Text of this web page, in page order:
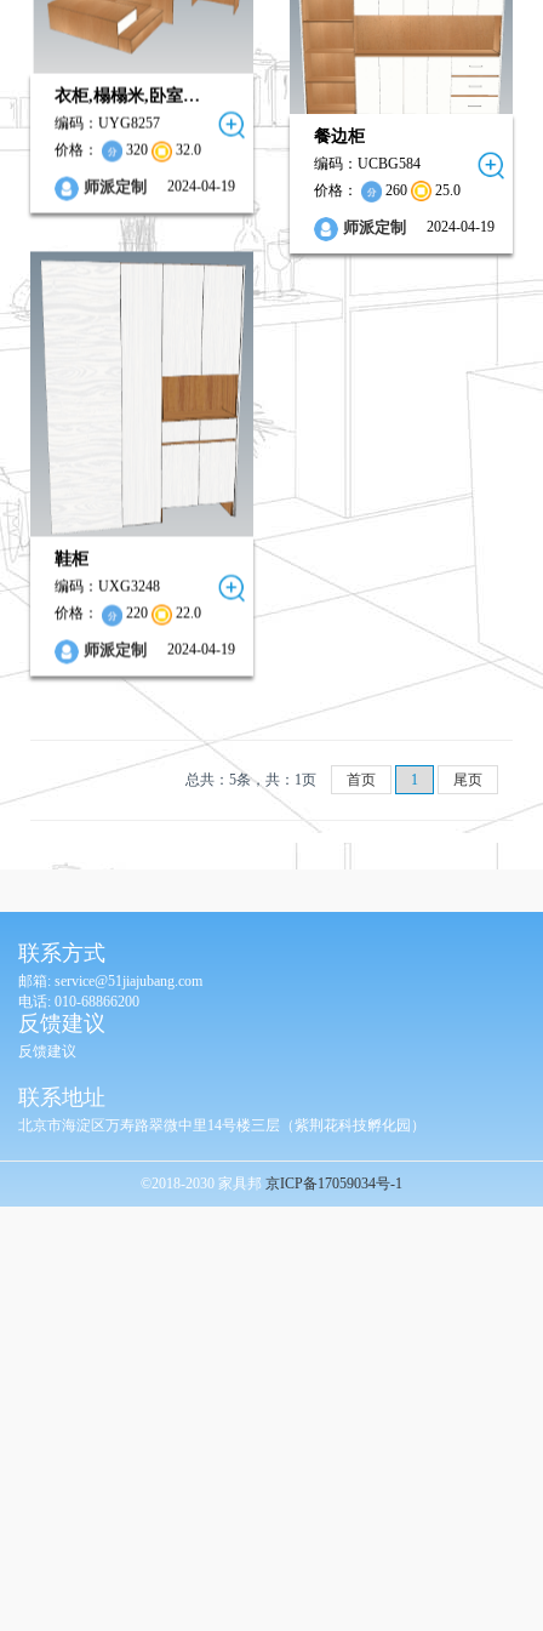
衣柜,榻榻米,卧室…
编码：UYG8257
价格：
320 32.0
师派定制 2024-04-19
餐边柜
编码：UCBG584
价格：
260 25.0
师派定制 2024-04-19
0
0
0
鞋柜
编码：UXG3248
价格：
220 22.0
师派定制 2024-04-19
总共：5条，共：1页 首页 1 尾页
联系方式
邮箱: service@51jiajubang.com
电话: 010-68866200
反馈建议
反馈建议
联系地址
北京市海淀区万寿路翠微中里14号楼三层（紫荆花科技孵化园）
©2018-2030 家具邦 京ICP备17059034号-1